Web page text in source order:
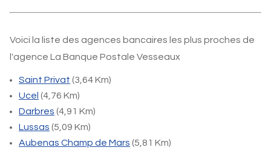
Voici la liste des agences bancaires les plus proches de
l'agence La Banque Postale Vesseaux
Saint Privat (3,64 Km)
Ucel (4,76 Km)
Darbres (4,91 Km)
Lussas (5,09 Km)
Aubenas Champ de Mars (5,81 Km)